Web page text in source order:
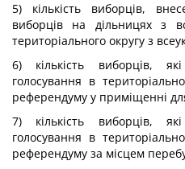
5) кількість виборців,
виборців на дільницях з
територіального округу з
6) кількість виборців,
голосування в
референдуму у приміщенні
7) кількість виборців,
голосування в
референдуму за місцем